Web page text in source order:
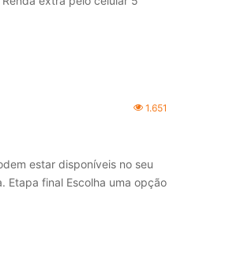
1.651
estar disponíveis no seu
Etapa final Escolha uma opção